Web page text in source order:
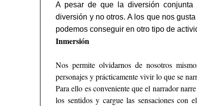
A pesar de que la diversión
diversión y no otros. A los que nos
podemos conseguir en otro tipo de
Inmersión
Nos permite olvidarnos de nosotros
personajes y prácticamente vivir lo que se
Para ello es conveniente que el narrador
los sentidos y cargue las sensaciones